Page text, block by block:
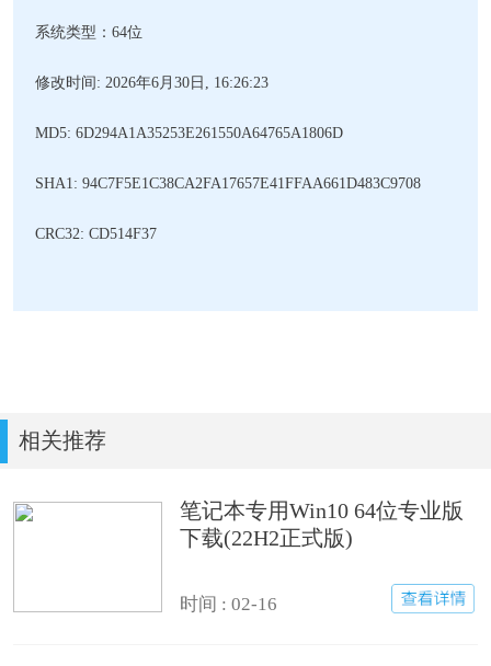
系统类型：64位
修改时间: 2026年6月30日, 16:26:23
MD5: 6D294A1A35253E261550A64765A1806D
SHA1: 94C7F5E1C38CA2FA17657E41FFAA661D483C9708
CRC32: CD514F37
相关推荐
笔记本专用Win10 64位专业版
下载(22H2正式版)
时间 : 02-16